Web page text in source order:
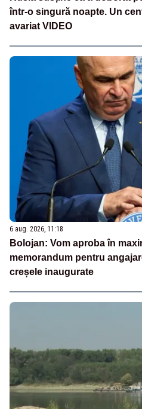
într-o singură noapte. Un
avariat VIDEO
6 aug. 2026, 11:18
Bolojan: Vom aproba în
memorandum pentru
creșele inaugurate